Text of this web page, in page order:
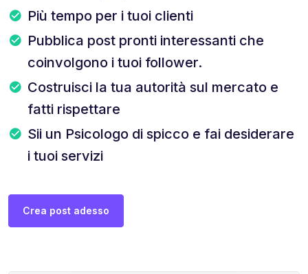
Più tempo per i tuoi clienti
Pubblica post pronti interessanti che
coinvolgono i tuoi follower.
Costruisci la tua autorità sul mercato e
fatti rispettare
Sii un Psicologo di spicco e fai desiderare
i tuoi servizi
Crea post adesso